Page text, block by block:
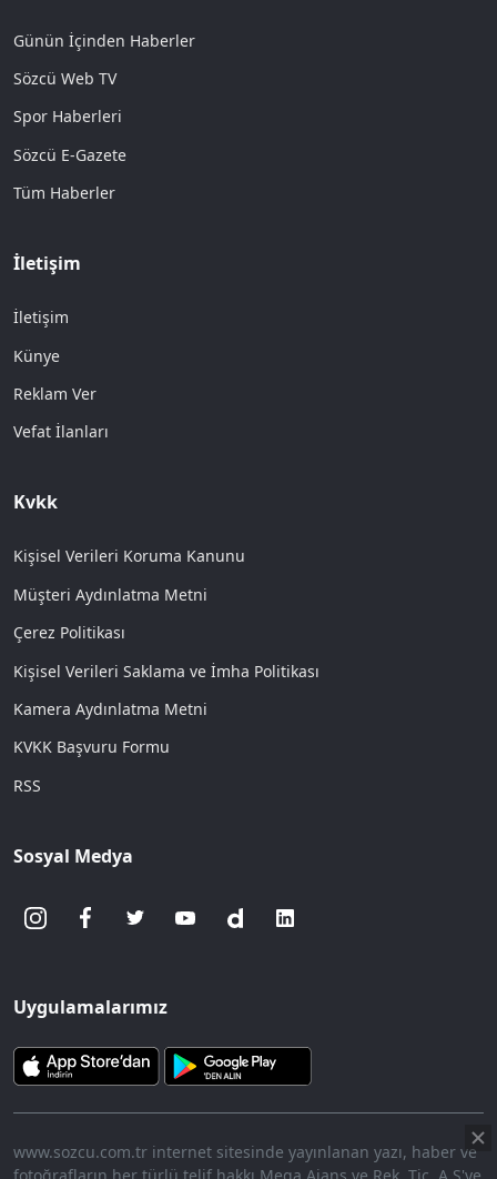
Günün İçinden Haberler
Sözcü Web TV
Spor Haberleri
Sözcü E-Gazete
Tüm Haberler
İletişim
İletişim
Künye
Reklam Ver
Vefat İlanları
Kvkk
Kişisel Verileri Koruma Kanunu
Müşteri Aydınlatma Metni
Çerez Politikası
Kişisel Verileri Saklama ve İmha Politikası
Kamera Aydınlatma Metni
KVKK Başvuru Formu
RSS
Sosyal Medya
Uygulamalarımız
www.sozcu.com.tr internet sitesinde yayınlanan yazı, haber ve